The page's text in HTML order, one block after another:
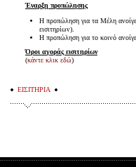
Έναρξη προπώλησης
Η προπώληση για τα Μέλη
εισιτηρίων).
Η προπώληση για το κοινό
Όροι αγοράς εισιτηρίων
(κάντε κλικ εδώ)
ΕΙΣΙΤΗΡΙΑ